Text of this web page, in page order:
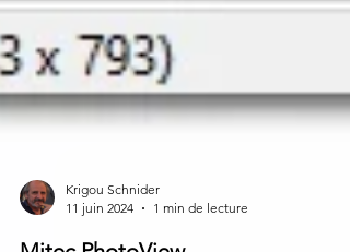
11 juin 2024
1 min de lecture